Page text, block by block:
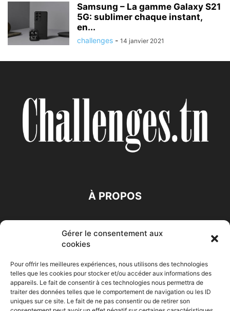
Gérer le consentement aux
cookies
Pour offrir les meilleures expériences, nous utilisons des technologies
telles que les cookies pour stocker et/ou accéder aux informations des
appareils. Le fait de consentir à ces technologies nous permettra de
traiter des données telles que le comportement de navigation ou les ID
uniques sur ce site. Le fait de ne pas consentir ou de retirer son
Samsung – La gamme Galaxy S21
5G: sublimer chaque instant,
en...
challenges - 14 janvier 2021
À PROPOS
Accueil Economie Entreprises Entrepreneur